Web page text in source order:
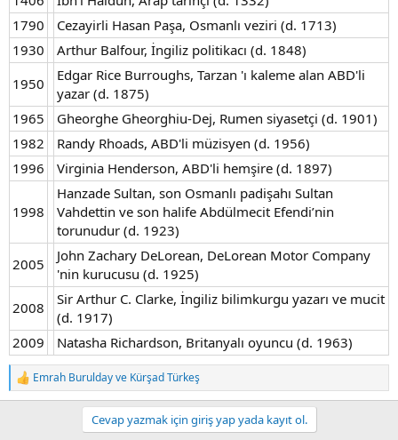
1790
Cezayirli Hasan Paşa, Osmanlı veziri (d. 1713)
1930
Arthur Balfour, İngiliz politikacı (d. 1848)
1950
Edgar Rice Burroughs, Tarzan 'ı kaleme alan ABD'li
yazar (d. 1875)
1965
Gheorghe Gheorghiu-Dej, Rumen siyasetçi (d. 1901)
1982
Randy Rhoads, ABD'li müzisyen (d. 1956)
1996
Virginia Henderson, ABD'li hemşire (d. 1897)
1998
Hanzade Sultan, son Osmanlı padişahı Sultan
Vahdettin ve son halife Abdülmecit Efendi’nin
torunudur (d. 1923)
2005
John Zachary DeLorean, DeLorean Motor Company
'nin kurucusu (d. 1925)
2008
Sir Arthur C. Clarke, İngiliz bilimkurgu yazarı ve mucit
(d. 1917)
2009
Natasha Richardson, Britanyalı oyuncu (d. 1963)
T
e
Emrah Buruldayve Kürşad Türkeş
Cevap yazmak için giriş yap yada kayıt ol.